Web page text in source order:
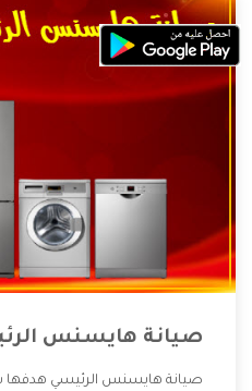
صيانة هايسنس
صيانة هايسنس الرئيسي هدفها